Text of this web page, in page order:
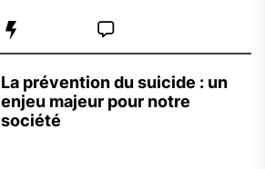
La prévention du suicide : un
enjeu majeur pour notre
société